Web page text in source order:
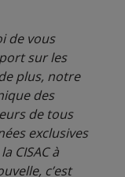
de vous
sur les
plus, notre
des
de tous
exclusives
CISAC à
c’est